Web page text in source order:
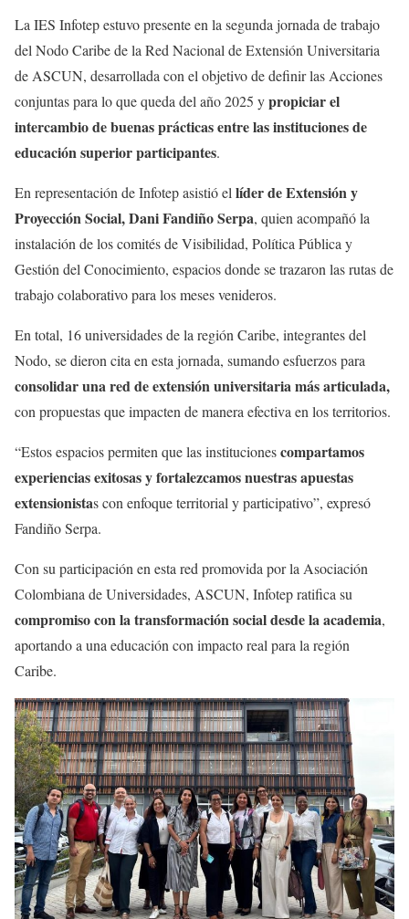
La IES Infotep estuvo presente en la segunda jornada de trabajo
del Nodo Caribe de la Red Nacional de Extensión Universitaria
de ASCUN, desarrollada con el objetivo de definir las Acciones
conjuntas para lo que queda del año 2025 ypropiciar el
intercambio de buenas prácticas entre las instituciones de
educación superior participantes.
En representación de Infotep asistió el líder de Extensión y
Proyección Social, Dani Fandiño Serpa, quien acompañó la
instalación de los comités de Visibilidad, Política Pública y
Gestión del Conocimiento, espacios donde se trazaron las rutas de
trabajo colaborativo para los meses venideros.
En total, 16 universidades de la región Caribe, integrantes del
Nodo, se dieron cita en esta jornada, sumando esfuerzos para
consolidar una red de extensión universitaria más articulada,
con propuestas que impacten de manera efectiva en los territorios.
“Estos espacios permiten que las institucionescompartamos
experiencias exitosas y fortalezcamos nuestras apuestas
extensionistas con enfoque territorial y participativo”, expresó
Fandiño Serpa.
Con su participación en esta red promovida por la Asociación
Colombiana de Universidades, ASCUN, Infotep ratifica su
compromiso con la transformación social desde la academia,
aportando a una educación con impacto real para la región
Caribe.